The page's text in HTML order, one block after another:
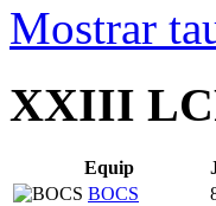
Mostrar
XXIII
Equip
BOCS